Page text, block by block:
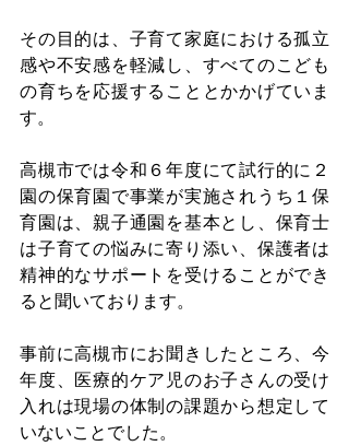
その目的は、子育て家庭における孤立
感や不安感を軽減し、すべてのこども
の育ちを応援することとかかげていま
す。
高槻市では令和６年度にて試行的に２
園の保育園で事業が実施されうち１保
育園は、親子通園を基本とし、保育士
は子育ての悩みに寄り添い、保護者は
精神的なサポートを受けることができ
ると聞いております。
事前に高槻市にお聞きしたところ、今
年度、医療的ケア児のお子さんの受け
入れは現場の体制の課題から想定して
いないことでした。